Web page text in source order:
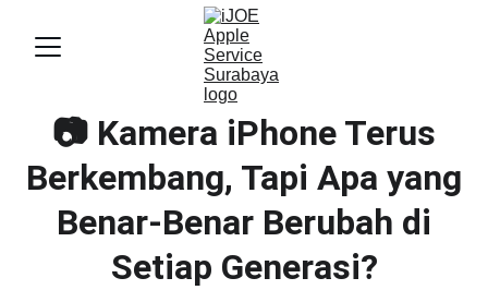
📷 Kamera iPhone Terus
Berkembang, Tapi Apa yang
Benar-Benar Berubah di
Setiap Generasi?